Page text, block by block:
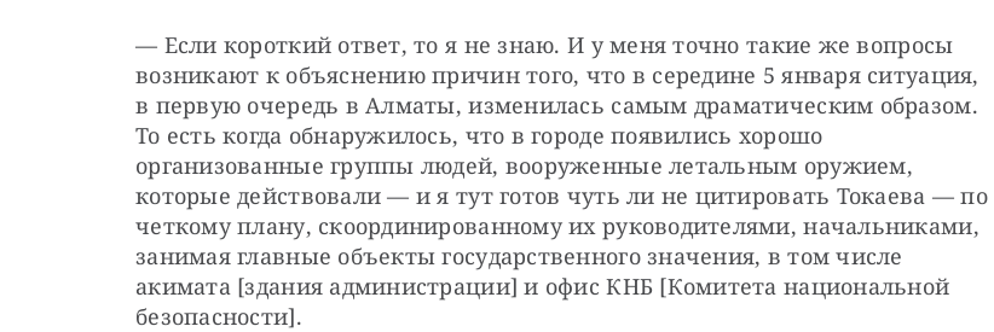
— Если короткий ответ, то я не знаю. И у меня точно такие же вопросы
возникают к объяснению причин того, что в середине 5 января ситуация,
в первую очередь в Алматы, изменилась самым драматическим образом.
То есть когда обнаружилось, что в городе появились хорошо
организованные группы людей, вооруженные летальным оружием,
которые действовали — и я тут готов чуть ли не цитировать Токаева — по
четкому плану, скоординированному их руководителями, начальниками,
занимая главные объекты государственного значения, в том числе
акимата [здания администрации] и офис КНБ [Комитета национальной
безопасности].